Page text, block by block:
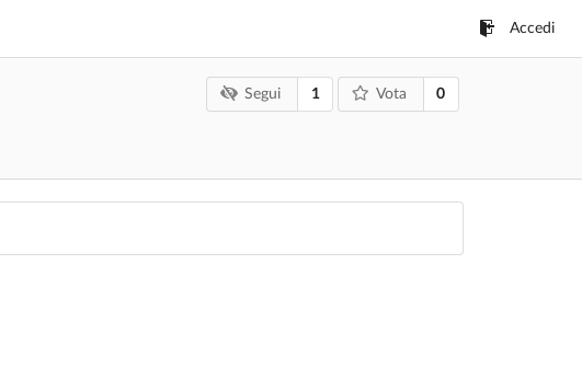
Accedi
Segui 1 Vota 0